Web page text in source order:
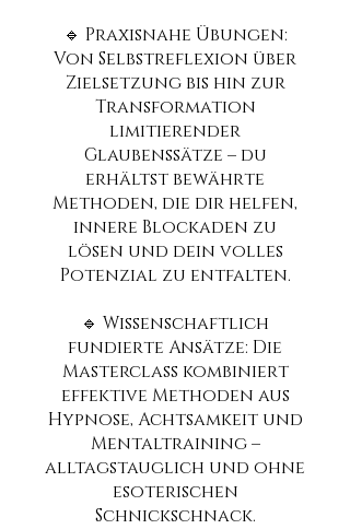
🔹 Praxisnahe Übungen:
Von Selbstreflexion über
Zielsetzung bis hin zur
Transformation
limitierender
Glaubenssätze – du
erhältst bewährte
Methoden, die dir helfen,
innere Blockaden zu
lösen und dein volles
Potenzial zu entfalten.
🔹 Wissenschaftlich
fundierte Ansätze: Die
Masterclass kombiniert
effektive Methoden aus
Hypnose, Achtsamkeit und
Mentaltraining –
alltagstauglich und ohne
esoterischen
Schnickschnack.